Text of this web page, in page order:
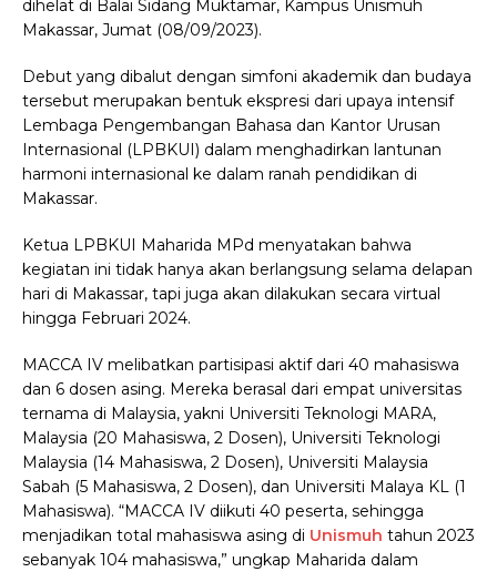
dihelat di Balai Sidang Muktamar, Kampus Unismuh
Makassar, Jumat (08/09/2023).
Debut yang dibalut dengan simfoni akademik dan budaya
tersebut merupakan bentuk ekspresi dari upaya intensif
Lembaga Pengembangan Bahasa dan Kantor Urusan
Internasional (LPBKUI) dalam menghadirkan lantunan
harmoni internasional ke dalam ranah pendidikan di
Makassar.
Ketua LPBKUI Maharida MPd menyatakan bahwa
kegiatan ini tidak hanya akan berlangsung selama delapan
hari di Makassar, tapi juga akan dilakukan secara virtual
hingga Februari 2024.
MACCA IV melibatkan partisipasi aktif dari 40 mahasiswa
dan 6 dosen asing. Mereka berasal dari empat universitas
ternama di Malaysia, yakni Universiti Teknologi MARA,
Malaysia (20 Mahasiswa, 2 Dosen), Universiti Teknologi
Malaysia (14 Mahasiswa, 2 Dosen), Universiti Malaysia
Sabah (5 Mahasiswa, 2 Dosen), dan Universiti Malaya KL (1
Mahasiswa). “MACCA IV diikuti 40 peserta, sehingga
menjadikan total mahasiswa asing di Unismuh tahun 2023
sebanyak 104 mahasiswa,” ungkap Maharida dalam